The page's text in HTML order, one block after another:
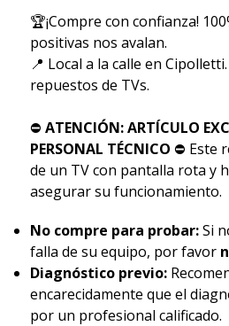
🏆¡Compre con confianza!
positivas nos avalan.
📍 Local a la calle en
repuestos de TVs.
⛔ ATENCIÓN: ARTÍCULO
PERSONAL TÉCNICO ⛔ Este
de un TV con pantalla rota y
asegurar su funcionamiento.
No compre para probar:Si
falla de su equipo, por favor
Diagnóstico previo:
encarecidamente que el
por un profesional calificado.